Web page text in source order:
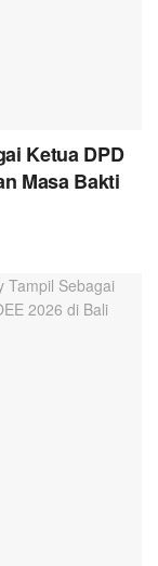
Ketua DPD
Masa Bakti